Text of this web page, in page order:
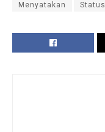
Menyatakan Status